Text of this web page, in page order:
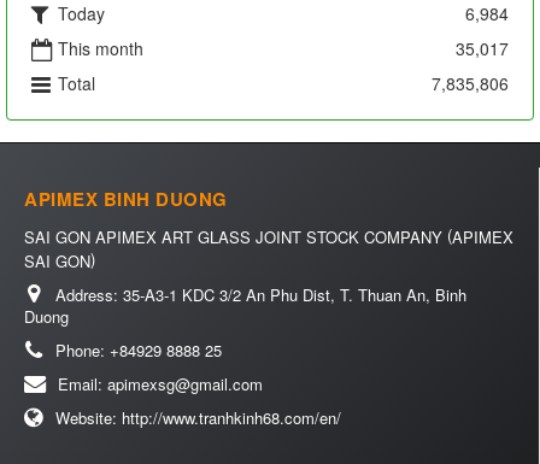
Today
6,984
This month
35,017
Total
7,835,806
APIMEX BINH DUONG
SAI GON APIMEX ART GLASS JOINT STOCK COMPANY (APIMEX
SAI GON)
Address: 35-A3-1 KDC 3/2 An Phu Dist, T. Thuan An, Binh
Duong
Phone: +84929 8888 25
Email: apimexsg@gmail.com
Website: http://www.tranhkinh68.com/en/